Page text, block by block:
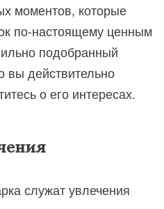
моментов, которые
по-настоящему ценным
подобранный
вы действительно
о его интересах.
служат увлечения